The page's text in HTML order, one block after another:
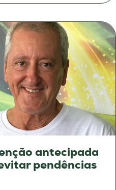
antecipada
pendências